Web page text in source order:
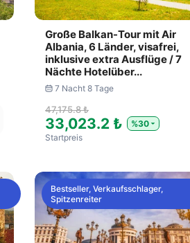
Große Balkan-Tour mit Air
Albania, 6 Länder, visafrei,
inklusive extra Ausflüge / 7
Nächte Hotelüber...
7 Nacht 8 Tage
47,175.8 ₺
33,023.2 ₺
%30
Startpreis
Bestseller, Verkaufsschlager,
Spitzenreiter